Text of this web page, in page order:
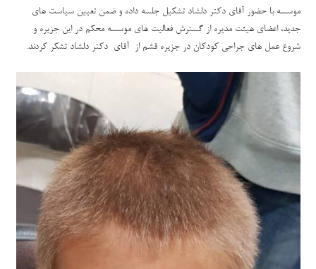
موسسه با حضور آقای دکتر دلشاد تشکیل جلسه داده و ضمن تعیین سیاست های
جدید، اعضای هیئت مدیره از گسترش فعالیت های موسسه محکم در این جزیره و
شروع عمل های جراحی کودکان در جزیره قشم از آقای دکتر دلشاد تشکر کردند.